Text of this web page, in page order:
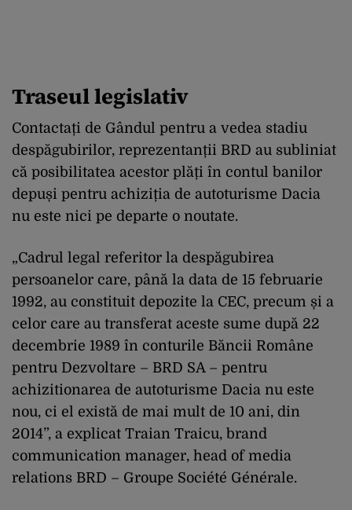
Traseul legislativ
Contactați de Gândul pentru a vedea stadiu
despăgubirilor, reprezentanții BRD au subliniat
că posibilitatea acestor plăți în contul banilor
depuși pentru achiziția de autoturisme Dacia
nu este nici pe departe o noutate.
„Cadrul legal referitor la despăgubirea
persoanelor care, până la data de 15 februarie
1992, au constituit depozite la CEC, precum și a
celor care au transferat aceste sume după 22
decembrie 1989 în conturile Băncii Române
pentru Dezvoltare – BRD SA – pentru
achizitionarea de autoturisme Dacia nu este
nou, ci el există de mai mult de 10 ani, din
2014”, a explicat Traian Traicu, brand
communication manager, head of media
relations BRD – Groupe Société Générale.